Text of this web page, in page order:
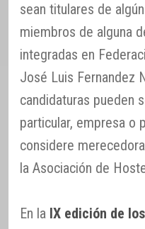
sean titulares de
miembros de alguna
integradas en
José Luis Fernandez
candidaturas pueden
particular, empresa o
considere
la Asociación de
En la IX edición de